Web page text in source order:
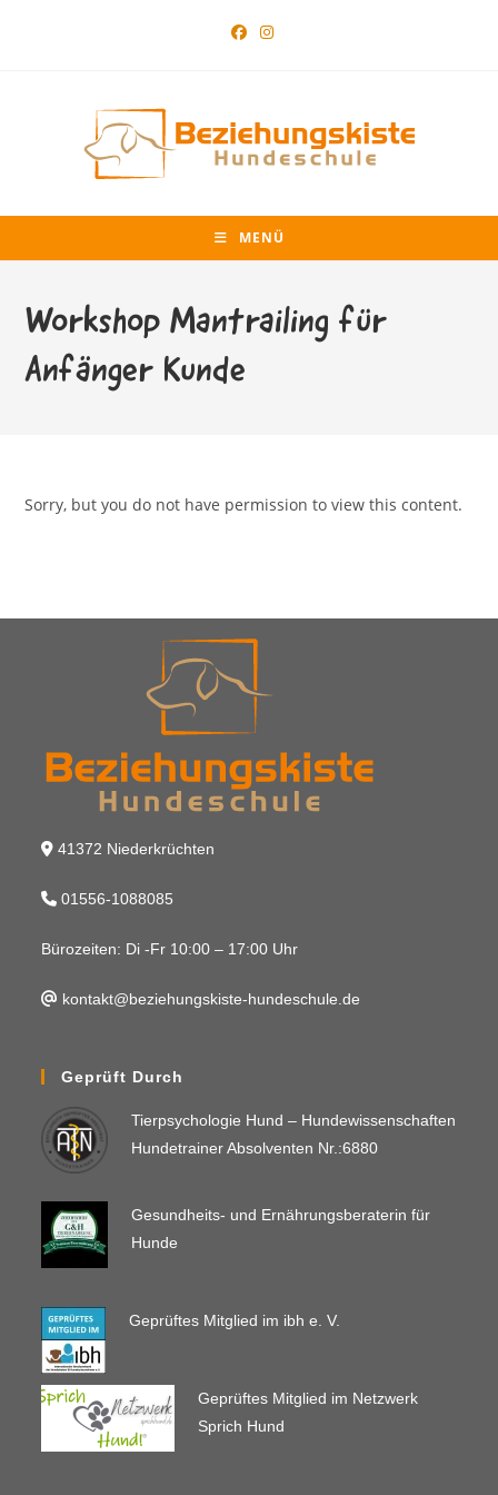
MENÜ
Workshop Mantrailing für
Anfänger Kunde
Sorry, but you do not have permission to view this content.
41372 Niederkrüchten
01556-1088085
Bürozeiten: Di -Fr 10:00 – 17:00 Uhr
kontakt@beziehungskiste-hundeschule.de
Geprüft Durch
Tierpsychologie Hund – Hundewissenschaften
Hundetrainer Absolventen Nr.:6880
Gesundheits- und Ernährungsberaterin für
Hunde
Geprüftes Mitglied im ibh e. V.
Geprüftes Mitglied im Netzwerk
Sprich Hund